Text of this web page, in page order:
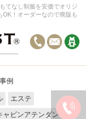
てなし制服を安価でオリジ
！オーダーなので廃版も
例
エステ
ャビンアテンダント